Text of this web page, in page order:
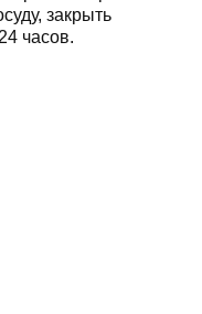
закрыть
часов.